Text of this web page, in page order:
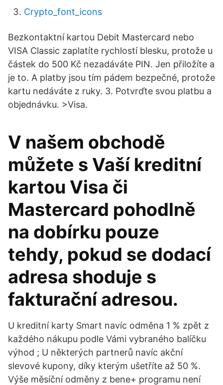
Crypto_font_icons
Bezkontaktní kartou Debit Mastercard nebo
VISA Classic zaplatíte rychlostí blesku, protože u
částek do 500 Kč nezadáváte PIN. Jen přiložíte a
je to. A platby jsou tím pádem bezpečné, protože
kartu nedáváte z ruky. 3. Potvrďte svou platbu a
objednávku. >Visa.
V našem obchodě
můžete s Vaší kreditní
kartou Visa či
Mastercard pohodlně
na dobírku pouze
tehdy, pokud se dodací
adresa shoduje s
fakturační adresou.
U kreditní karty Smart navíc odměna 1 % zpět z
každého nákupu podle Vámi vybraného balíčku
výhod ; U některých partnerů navíc akční
slevové kupony, díky kterým ušetříte až 50 %.
Výše měsíční odměny z bene+ programu není